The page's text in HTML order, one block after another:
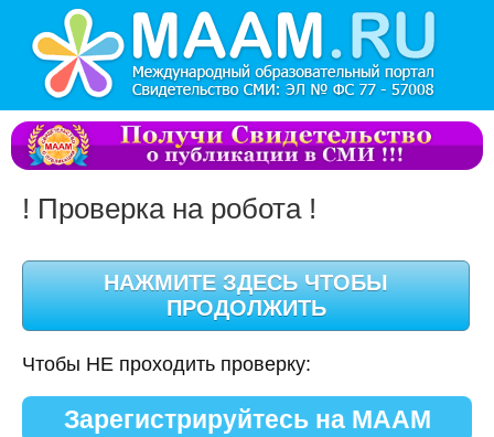
! Проверка на робота !
Чтобы НЕ проходить проверку:
Зарегистрируйтесь на МААМ